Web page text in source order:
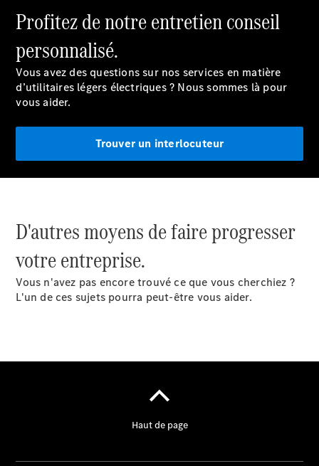
Profitez de notre entretien conseil
personnalisé.
Vous avez des questions sur nos services en matière
d’utilitaires légers électriques ? Nous sommes là pour
vous aider.
Trouver un interlocuteur
D'autres moyens de faire progresser
votre entreprise.
Vous n'avez pas encore trouvé ce que vous cherchiez ?
L'un de ces sujets pourra peut-être vous aider.